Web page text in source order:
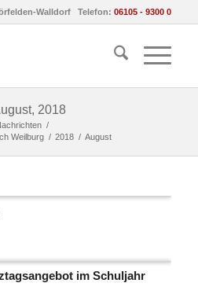
Walldorf Telefon: 06105 - 9300 0
2018
/
Weilburg / 2018 / August
im Schuljahr